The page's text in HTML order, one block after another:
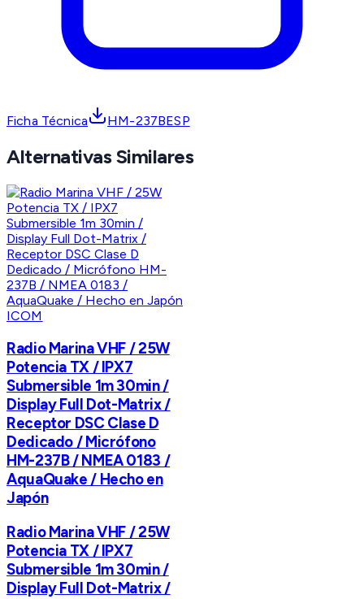
Ficha Técnica HM-237BESP
Alternativas Similares
ICOM
Radio Marina VHF / 25W
Potencia TX / IPX7
Submersible 1m 30min /
Display Full Dot-Matrix /
Receptor DSC Clase D
Dedicado / Micrófono
HM-237B / NMEA 0183 /
AquaQuake / Hecho en
Japón
Radio Marina VHF / 25W
Potencia TX / IPX7
Submersible 1m 30min /
Display Full Dot-Matrix /